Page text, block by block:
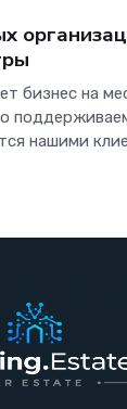
бизнес на
нашими